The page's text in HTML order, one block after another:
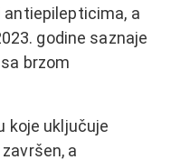
antiepilepticima, a
godine saznaje
brzom
koje uključuje
a